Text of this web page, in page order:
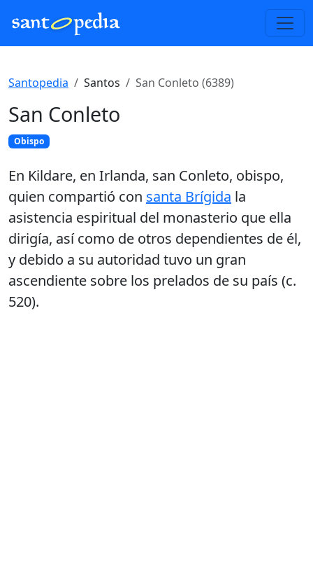
Santopedia Santos San Conleto (6389)
San Conleto
Obispo
En Kildare, en Irlanda, san Conleto, obispo,
quien compartió con santa Brígida la
asistencia espiritual del monasterio que ella
dirigía, así como de otros dependientes de él,
y debido a su autoridad tuvo un gran
ascendiente sobre los prelados de su país (c.
520).